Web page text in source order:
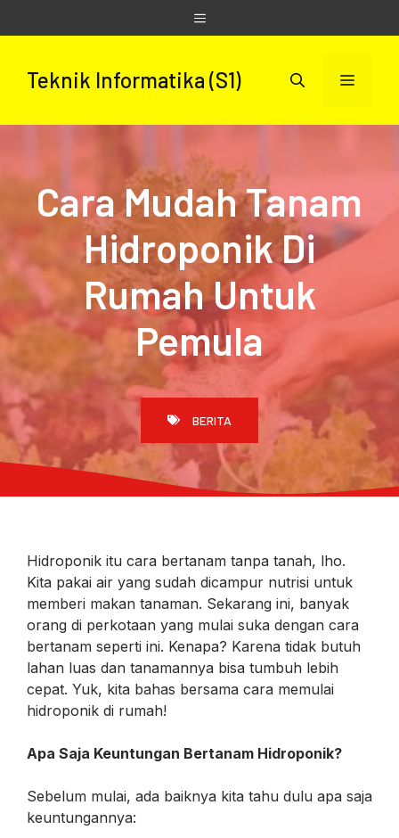
to
Menu
Teknik Informatika (S1) Menu
Cara Mudah Tanam
Hidroponik Di
Rumah Untuk
Pemula
BERITA
Hidroponik itu cara bertanam tanpa tanah, lho.
Kita pakai air yang sudah dicampur nutrisi untuk
memberi makan tanaman. Sekarang ini, banyak
orang di perkotaan yang mulai suka dengan cara
bertanam seperti ini. Kenapa? Karena tidak butuh
lahan luas dan tanamannya bisa tumbuh lebih
cepat. Yuk, kita bahas bersama cara memulai
hidroponik di rumah!
Apa Saja Keuntungan Bertanam Hidroponik?
Sebelum mulai, ada baiknya kita tahu dulu apa saja
keuntungannya: